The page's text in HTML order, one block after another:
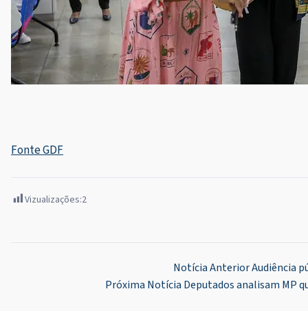
Fonte GDF
Vizualizações:2
Notícia AnteriorAudiência
Próxima Notícia Deputados analisam MP